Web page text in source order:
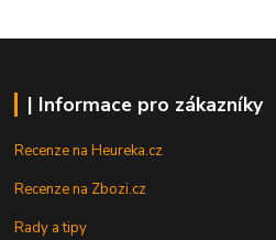
| Informace pro zákazníky
Recenze na Heureka.cz
Recenze na Zbozi.cz
Rady a tipy